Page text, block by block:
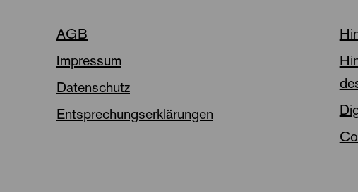
AGB
Impressum
Datenschutz
Entsprechungserklärungen